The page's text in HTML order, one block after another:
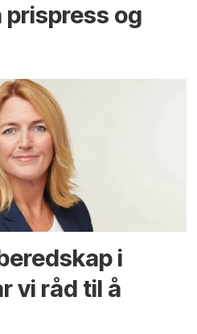
prispress og
i
vi råd til å